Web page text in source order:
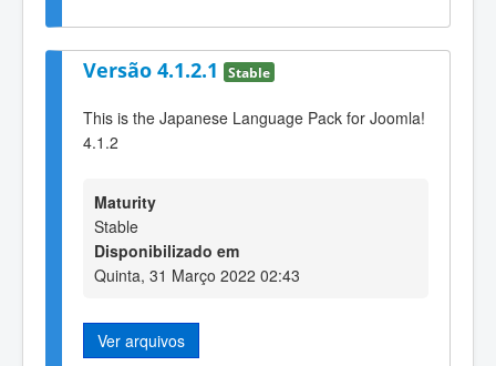
Versão 4.1.2.1 Stable
This is the Japanese Language Pack for Joomla!
4.1.2
Maturity
Stable
Disponibilizado em
Quinta, 31 Março 2022 02:43
Ver arquivos